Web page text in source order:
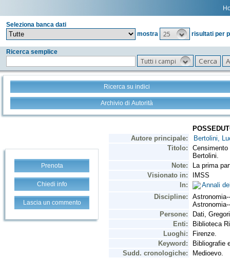
Seleziona banca dati
mostra
25 risultati per
Ricerca semplice
Tutti i campi
Ricerca su indici
Archivio di Autorità
Prenota
Chiedi info
Lascia un commento